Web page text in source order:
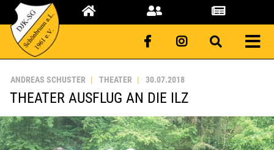
ANDREAS SCHUSTER THEATER 30.07.2018
THEATER AUSFLUG AN DIE ILZ